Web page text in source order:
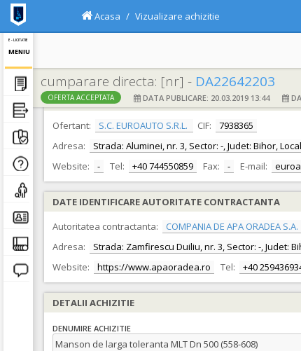
E - LICITATIE
MENIU
Acasa Vizualizare achizitie
cumparare directa: [nr] - DA22642203
OFERTA ACCEPTATA DATA PUBLICARE: 20.03.2019 13:44
DATE IDENTIFICARE OFERTANT
Ofertant:
S.C. EUROAUTO S.R.L. CIF:
7938365
Adresa:
Strada: Aluminei, nr. 3, Sector: -, Judet: Bihor,
Website:
- Tel: +40 744550859 Fax: - E-mail:
DATE IDENTIFICARE AUTORITATE CONTRACTANTA
Autoritatea contractanta:
COMPANIA DE APA ORADEA S.A.
Adresa:
Strada: Zamfirescu Duiliu, nr. 3, Sector: -, Judet:
Website:
https://www.apaoradea.ro Tel: +40
DETALII ACHIZITIE
DENUMIRE ACHIZITIE
Manson de larga toleranta MLT Dn 500 (558-608)